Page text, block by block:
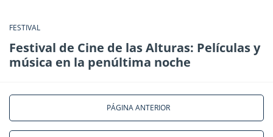
FESTIVAL
Festival de Cine de las Alturas: Películas y
música en la penúltima noche
PÁGINA ANTERIOR